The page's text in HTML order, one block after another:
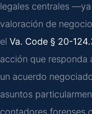
legales centrales
valoración de
el Va. Code § 20-
acción que responda
un acuerdo
asuntos
contadores forenses